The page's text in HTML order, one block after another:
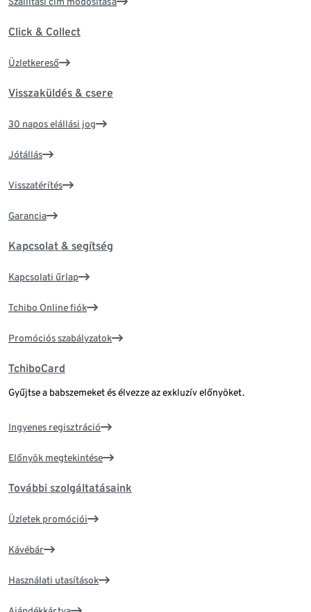
Click & Collect
Üzletkereső
Visszaküldés & csere
30 napos elállási jog
Jótállás
Visszatérítés
Garancia
Kapcsolat & segítség
Kapcsolati űrlap
Tchibo Online fiók
Promóciós szabályzatok
TchiboCard
Gyűjtse a babszemeket és élvezze az exkluzív előnyöket.
Ingyenes regisztráció
Előnyök megtekintése
További szolgáltatásaink
Üzletek promóciói
Kávébár
Használati utasítások